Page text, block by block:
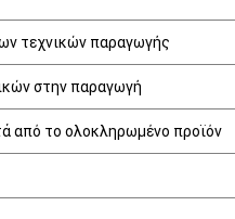
τεχνικών παραγωγής
στην παραγωγή
από το ολοκληρωμένο προϊόν